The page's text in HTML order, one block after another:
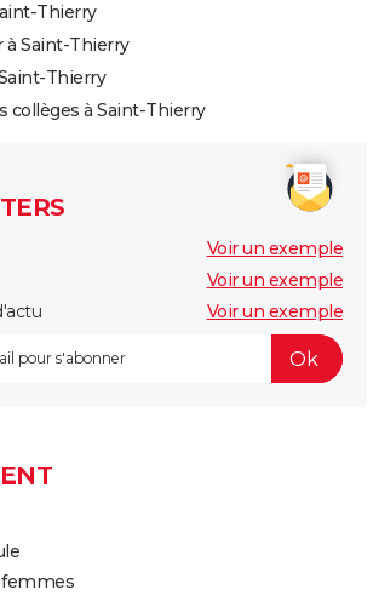
Thierry
Saint-Thierry
Thierry
collèges à Saint-Thierry
Voir un exemple
Voir un exemple
Voir un exemple
femmes